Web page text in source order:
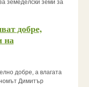
земеделски земи за
добре,
на
добре, а влагата
Димитър